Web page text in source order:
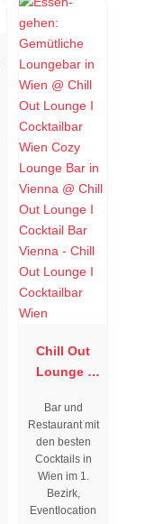
Chill Out
Lounge I
Wien
Bar und
Restaurant mit
den besten
Cocktails in
Wien im 1.
Bezirk,
Eventlocation